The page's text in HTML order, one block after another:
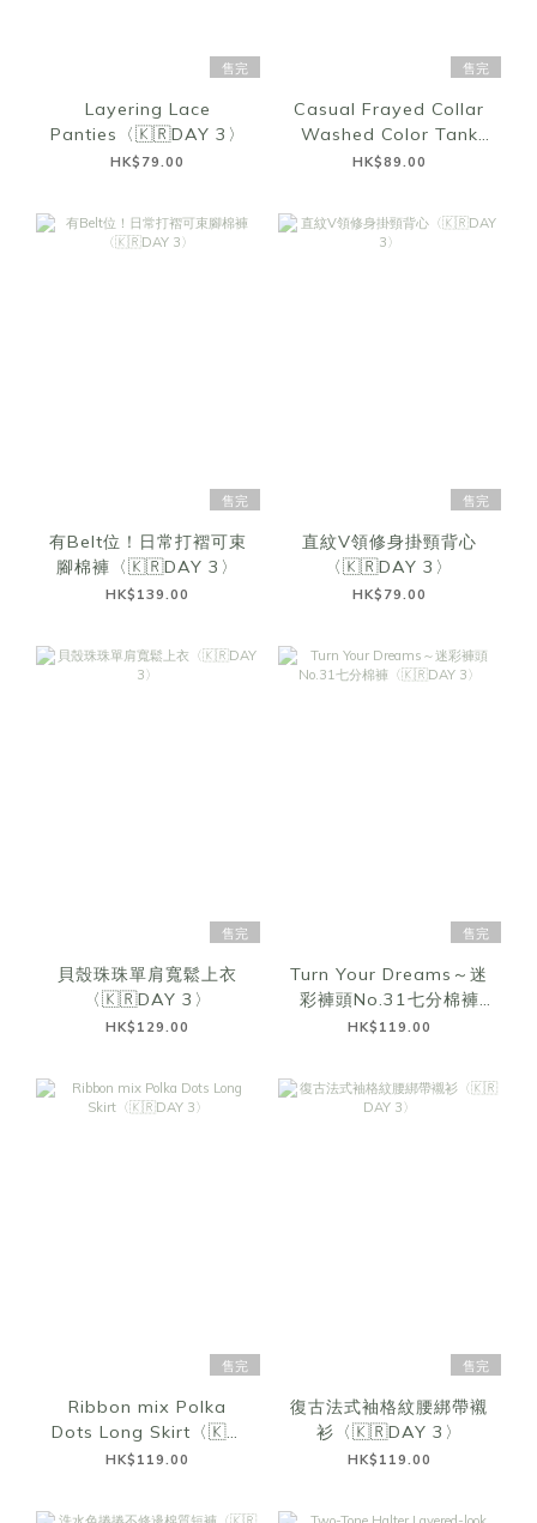
售完
Layering Lace
Panties〈🇰🇷DAY 3〉
HK$79.00
售完
Casual Frayed Collar
Washed Color Tank
Top〈🇰🇷DAY 3〉
HK$89.00
售完
有Belt位！日常打褶可束
腳棉褲〈🇰🇷DAY 3〉
HK$139.00
售完
直紋V領修身掛頸背心
〈🇰🇷DAY 3〉
HK$79.00
售完
貝殼珠珠單肩寬鬆上衣
〈🇰🇷DAY 3〉
HK$129.00
售完
Turn Your Dreams～迷
彩褲頭No.31七分棉褲
〈🇰🇷DAY 3〉
HK$119.00
售完
Ribbon mix Polka
Dots Long Skirt〈🇰🇷
DAY 3〉
HK$119.00
售完
復古法式袖格紋腰綁帶襯
衫〈🇰🇷DAY 3〉
HK$119.00